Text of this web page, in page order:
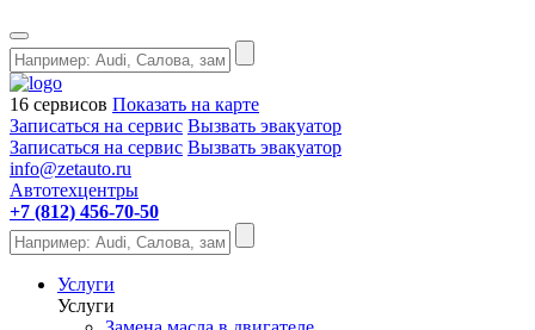
16 сервисов Показать на карте
Записаться на сервис Вызвать эвакуатор
Записаться на сервис Вызвать эвакуатор
info@zetauto.ru
Автотехцентры
+7 (812) 456-70-50
Услуги
Услуги